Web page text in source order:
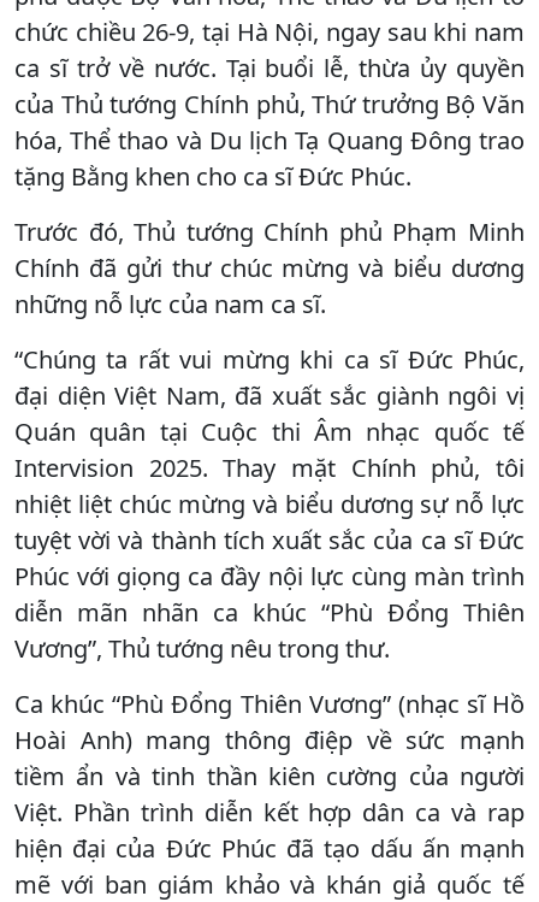
chức chiều 26-9, tại Hà Nội, ngay sau khi nam
ca sĩ trở về nước. Tại buổi lễ, thừa ủy quyền
của Thủ tướng Chính phủ, Thứ trưởng Bộ Văn
hóa, Thể thao và Du lịch Tạ Quang Đông trao
tặng Bằng khen cho ca sĩ Đức Phúc.
Trước đó, Thủ tướng Chính phủ Phạm Minh
Chính đã gửi thư chúc mừng và biểu dương
những nỗ lực của nam ca sĩ.
“Chúng ta rất vui mừng khi ca sĩ Đức Phúc,
đại diện Việt Nam, đã xuất sắc giành ngôi vị
Quán quân tại Cuộc thi Âm nhạc quốc tế
Intervision 2025. Thay mặt Chính phủ, tôi
nhiệt liệt chúc mừng và biểu dương sự nỗ lực
tuyệt vời và thành tích xuất sắc của ca sĩ Đức
Phúc với giọng ca đầy nội lực cùng màn trình
diễn mãn nhãn ca khúc “Phù Đổng Thiên
Vương”, Thủ tướng nêu trong thư.
Ca khúc “Phù Đổng Thiên Vương” (nhạc sĩ Hồ
Hoài Anh) mang thông điệp về sức mạnh
tiềm ẩn và tinh thần kiên cường của người
Việt. Phần trình diễn kết hợp dân ca và rap
hiện đại của Đức Phúc đã tạo dấu ấn mạnh
mẽ với ban giám khảo và khán giả quốc tế